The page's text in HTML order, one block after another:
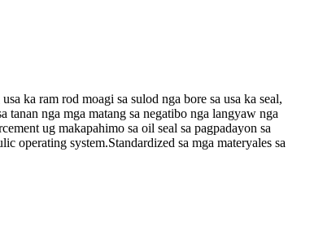
ka ram rod moagi sa sulod nga bore sa usa ka seal,
nga mga matang sa negatibo nga langyaw nga
ug makapahimo sa oil seal sa pagpadayon sa
operating system.Standardized sa mga materyales sa